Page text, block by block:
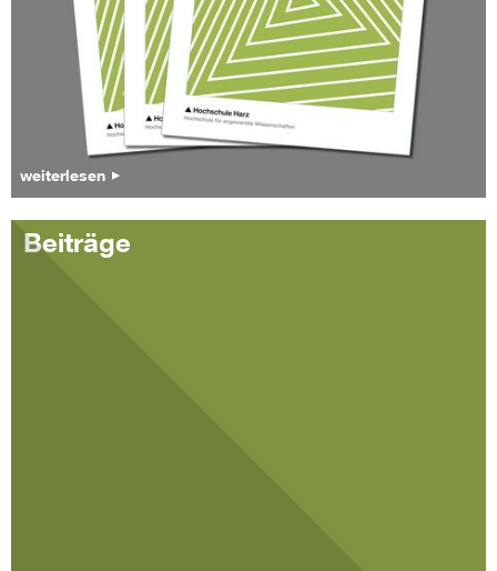
weiterlesen
Beiträge